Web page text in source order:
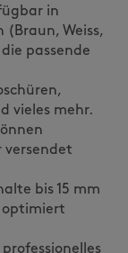
in
(Braun, Weiss,
passende
vieles mehr.
versendet
bis 15 mm
optimiert